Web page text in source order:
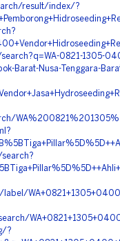
result/index/?
0821-1305-
Barat-Nusa-Tenggara-
?